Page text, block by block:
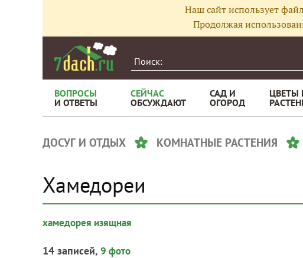
Наш сайт использует
Продолжая
ВОПРОСЫ
И ОТВЕТЫ
СЕЙЧАС
ОБСУЖДАЮТ
САД И
ОГОРОД
ЦВЕТЫ
ДОСУГ И ОТДЫХ КОМНАТНЫЕ РАСТЕНИЯ
Хамедореи
хамедорея изящная
14 записей, 9 фото